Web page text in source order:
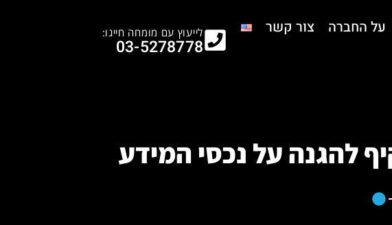
על החברה צור קשר לייעוץ עם מומחה חייגו:
03-5278778
להגנה על נכסי המידע